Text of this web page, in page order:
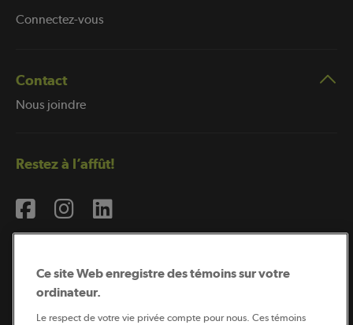
Connectez-vous
Contact
Nous joindre
Restez à l’affût!
Ce site Web enregistre des témoins sur votre
ordinateur.
Le respect de votre vie privée compte pour nous. Ces témoins